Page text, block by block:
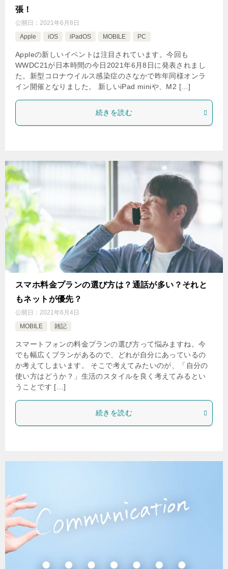
張！
公開日： 2021年6月8日
Apple
iOS iPadOS MOBILE PC
Appleの新しいイベントは注目されています。今回も
WWDC21が日本時間の今日2021年6月8日に発表されまし
た。新型コロナウイルス感染症のさなかで昨年同様オンラ
イン開催となりました。 新しいiPad miniや、M2 […]
続きを読む
スマホ料金プランの選び方は？通話が多い？それと
もネットが優先？
公開日： 2021年6月4日
MOBILE
雑記
スマートフォンの料金プランの選び方って悩みますね。今
でも幅広くプランがあるので、どれが自分にあっているの
か考えてしまいます。 そこで考えてみたいのが、「自分の
使い方はどうか？」生活のスタイルを良く考えてみるとい
うことです […]
続きを読む